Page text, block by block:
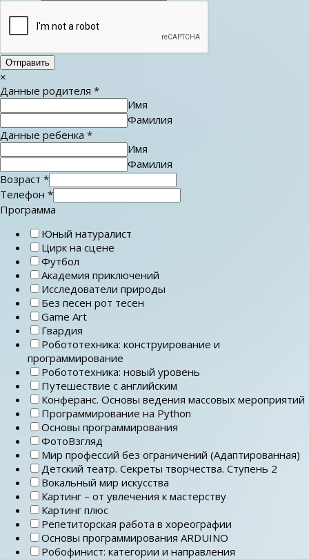
Отправить
×
Данные родителя *
Имя
Фамилия
Данные ребенка *
Имя
Фамилия
Возраст *
Телефон *
Программа
Юный натуралист
Цирк на сцене
Футбол
Академия приключений
Исследователи природы
Без песен рот тесен
Game Art
Гвардия
Робототехника: конструирование и
программирование
Робототехника: новый уровень
Путешествие с английским
Конферанс. Основы ведения массовых мероприятий
Программирование на Python
Основы программирования
ФотоВзгляд
Мир профессий без ограничений (Адаптированная)
Детский театр. Секреты творчества. Ступень 2
Вокальный мир искусства
Картинг – от увлечения к мастерству
Картинг плюс
Репетиторская работа в хореографии
Основы программирования ARDUINO
Робофинист: категории и направления